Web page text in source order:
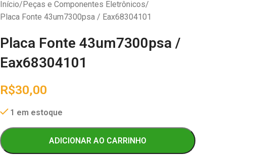
Início Peças e Componentes Eletrônicos
Placa Fonte 43um7300psa / Eax68304101
Placa Fonte 43um7300psa /
Eax68304101
R$30,00
1 em estoque
ADICIONAR AO CARRINHO